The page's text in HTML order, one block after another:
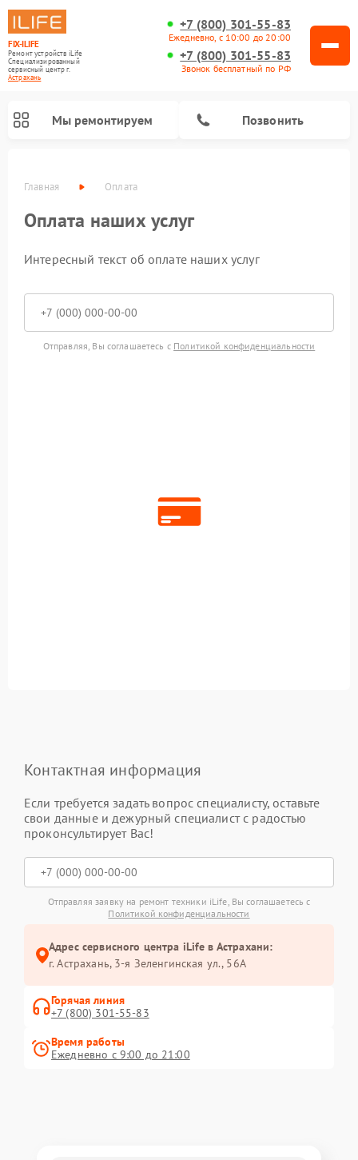
FIX-ILIFE
Ремонт устройств iLife
Специализированный
cервисный центр г.
Астрахань
+7 (800) 301-55-83
Ежедневно, с 10:00 до 20:00
+7 (800) 301-55-83
Звонок бесплатный по РФ
Мы ремонтируем Позвонить
Главная Оплата
Оплата наших услуг
Интересный текст об оплате наших услуг
Отправляя, Вы соглашаетесь с Политикой конфиденциальности
Контактная информация
Если требуется задать вопрос специалисту, оставьте
свои данные и дежурный специалист с радостью
проконсультирует Вас!
Отправляя заявку на ремонт техники iLife, Вы соглашаетесь с
Политикой конфиденциальности
Адрес сервисного центра iLife в Астрахани:
г. Астрахань, 3-я Зеленгинская ул., 56А
Горячая линия
+7 (800) 301-55-83
Время работы
Ежедневно с 9:00 до 21:00